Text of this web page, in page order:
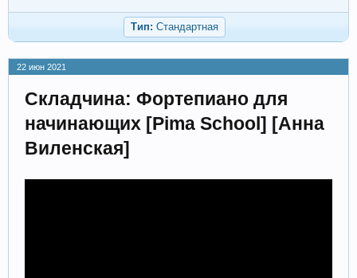
Тип: Стандартная
22 июн 2021
Складчина: Фортепиано для
начинающих [Pima School] [Анна
Виленская]